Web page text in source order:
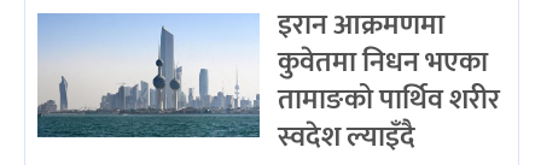
इरान आक्रमणमा
कुवेतमा निधन भएका
तामाङको पार्थिव शरीर
स्वदेश ल्याइँदै